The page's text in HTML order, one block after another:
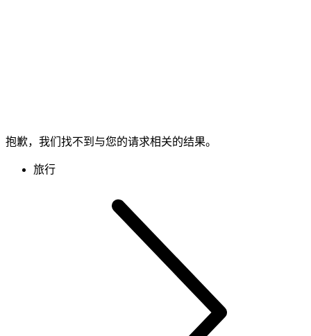
抱歉，我们找不到与您的请求相关的结果。
旅行